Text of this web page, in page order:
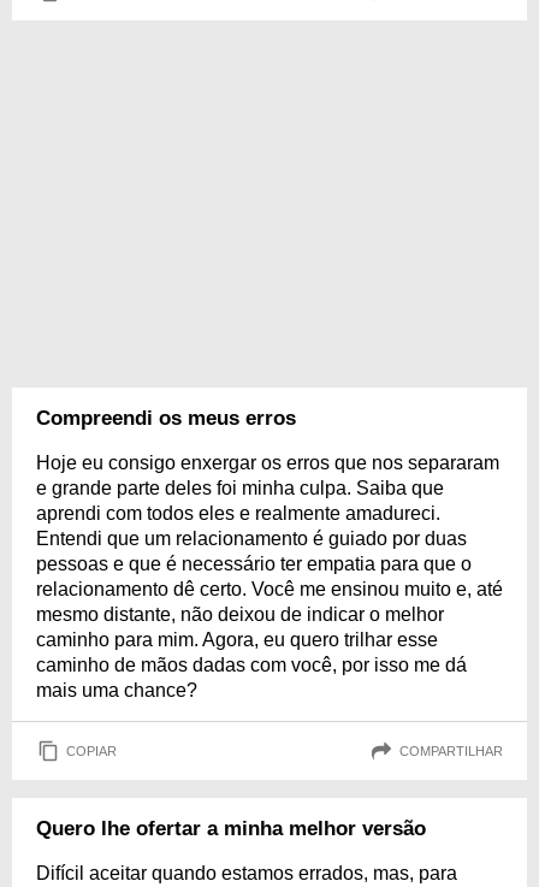
Compreendi os meus erros
Hoje eu consigo enxergar os erros que nos separaram
e grande parte deles foi minha culpa. Saiba que
aprendi com todos eles e realmente amadureci.
Entendi que um relacionamento é guiado por duas
pessoas e que é necessário ter empatia para que o
relacionamento dê certo. Você me ensinou muito e, até
mesmo distante, não deixou de indicar o melhor
caminho para mim. Agora, eu quero trilhar esse
caminho de mãos dadas com você, por isso me dá
mais uma chance?
COPIAR COMPARTILHAR
Quero lhe ofertar a minha melhor versão
Difícil aceitar quando estamos errados, mas, para